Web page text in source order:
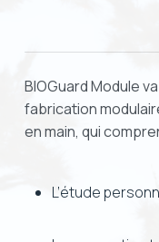
BIOGuard Module
fabrication
en main, qui
L’étude